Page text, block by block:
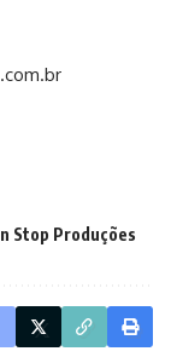
Stop Produções